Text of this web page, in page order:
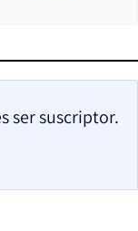
ser suscriptor.